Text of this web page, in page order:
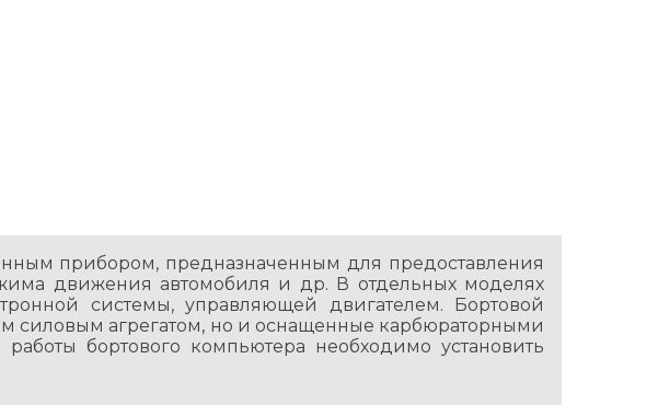
прибором, предназначенным для предоставления
движения автомобиля и др. В отдельных моделях
системы, управляющей двигателем. Бортовой
силовым агрегатом, но и оснащенные карбюраторными
бортового компьютера необходимо установить